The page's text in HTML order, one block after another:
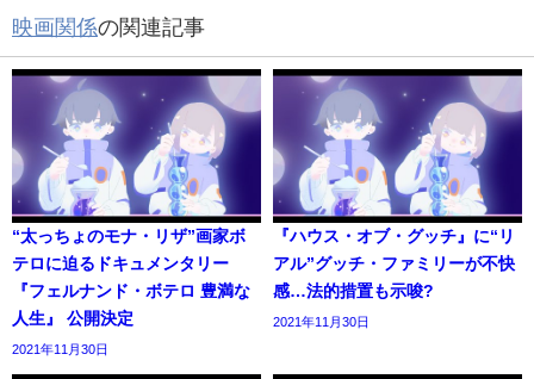
映画関係の関連記事
“太っちょのモナ・リザ”画家ボ
テロに迫るドキュメンタリー
『フェルナンド・ボテロ 豊満な
人生』 公開決定
2021年11月30日
『ハウス・オブ・グッチ』に“リ
アル”グッチ・ファミリーが不快
感…法的措置も示唆?
2021年11月30日